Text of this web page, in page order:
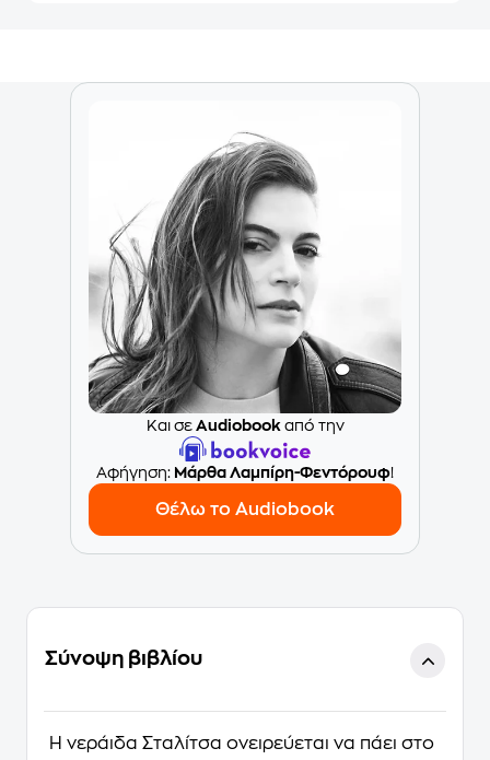
Και σε Audiobookαπό την
Aφήγηση: Μάρθα Λαμπίρη-Φεντόρουφ!
Θέλω το Audiobook
Σύνοψη βιβλίου
Η νεράιδα Σταλίτσα ονειρεύεται να πάει στο